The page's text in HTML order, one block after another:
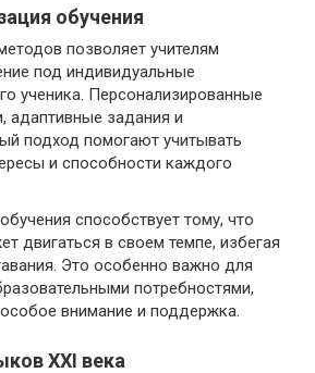
обучения
позволяет учителям
под индивидуальные
ученика. Персонализированные
адаптивные задания и
подход помогают учитывать
и способности каждого
способствует тому, что
двигаться в своем темпе, избегая
Это особенно важно для
потребностями,
внимание и поддержка.
XXI века